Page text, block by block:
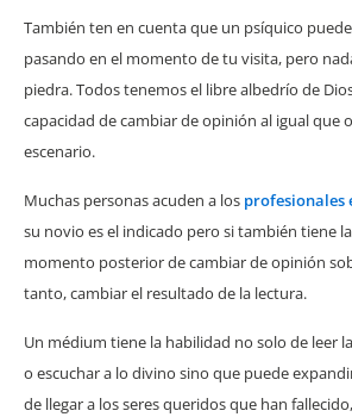
También ten en cuenta que un psíquico
pasando en el momento de tu visita, pero
piedra. Todos tenemos el libre albedrío de
capacidad de cambiar de opinión al igual que
escenario.
Muchas personas acuden a los profesionales
su novio es el indicado pero si también tiene
momento posterior de cambiar de opinión
tanto, cambiar el resultado de la lectura.
Un médium tiene la habilidad no solo de leer
o escuchar a lo divino sino que puede
de llegar a los seres queridos que han